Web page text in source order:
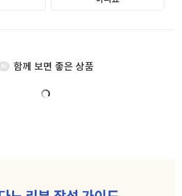
AI 함께 보면 좋은 상품